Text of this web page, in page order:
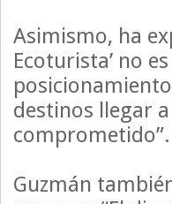
Asimismo, ha
Ecoturista’ no
destinos llegar
comprometido”.
Guzmán